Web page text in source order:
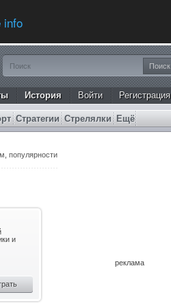
info
История Войти Регистрация
Стратегии Стрелялки Ещё
популярности
и
реклама